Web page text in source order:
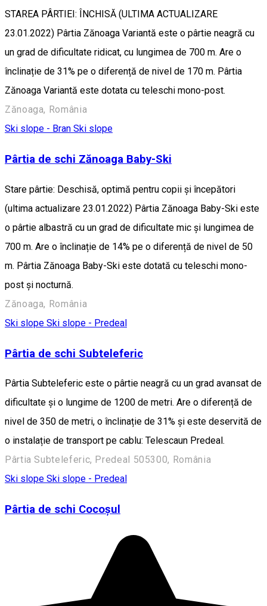
STAREA PÂRTIEI: ÎNCHISĂ (ULTIMA ACTUALIZARE
23.01.2022) Pârtia Zănoaga Variantă este o pârtie neagră cu
un grad de dificultate ridicat, cu lungimea de 700 m. Are o
înclinație de 31% pe o diferență de nivel de 170 m. Pârtia
Zănoaga Variantă este dotata cu teleschi mono-post.
Zănoaga, România
Ski slope - Bran Ski slope
Pârtia de schi Zănoaga Baby-Ski
Stare pârtie: Deschisă, optimă pentru copii și începători
(ultima actualizare 23.01.2022) Pârtia Zănoaga Baby-Ski este
o pârtie albastră cu un grad de dificultate mic și lungimea de
700 m. Are o înclinație de 14% pe o diferență de nivel de 50
m. Pârtia Zănoaga Baby-Ski este dotată cu teleschi mono-
post și nocturnă.
Zănoaga, România
Ski slope Ski slope - Predeal
Pârtia de schi Subteleferic
Pârtia Subteleferic este o pârtie neagră cu un grad avansat de
dificultate și o lungime de 1200 de metri. Are o diferență de
nivel de 350 de metri, o înclinație de 31% și este deservită de
o instalație de transport pe cablu: Telescaun Predeal.
Pârtia Subteleferic, Predeal 505300, România
Ski slope Ski slope - Predeal
Pârtia de schi Cocoșul